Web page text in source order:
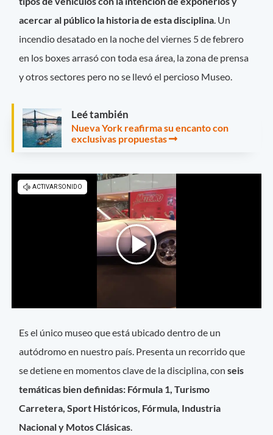
acercar al público la historia de esta disciplina . Un
incendio desatado en la noche del viernes 5 de febrero
en los boxes arrasó con toda esa área, la zona de prensa
y otros sectores pero no se llevó el percioso Museo.
Leé también
Nueva York reafirma su encanto con
exclusivas propuestas
Es el único museo que está ubicado dentro de un
autódromo en nuestro país. Presenta un recorrido que
se detiene en momentos clave de la disciplina, conseis
temáticas bien definidas: Fórmula 1, Turismo
Carretera, Sport Históricos, Fórmula, Industria
Nacional y Motos Clásicas